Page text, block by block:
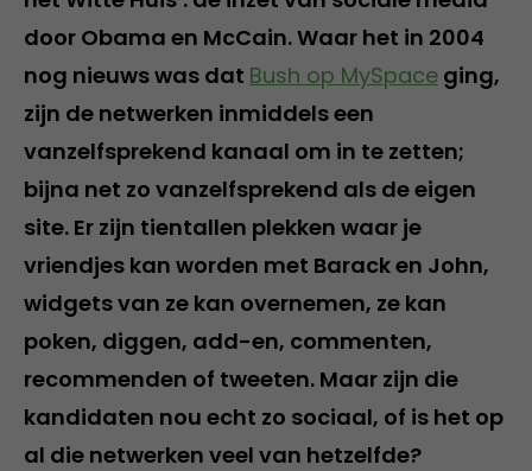
door Obama en McCain. Waar het in 2004
nog nieuws was dat Bush op MySpace ging,
zijn de netwerken inmiddels een
vanzelfsprekend kanaal om in te zetten;
bijna net zo vanzelfsprekend als de eigen
site. Er zijn tientallen plekken waar je
vriendjes kan worden met Barack en John,
widgets van ze kan overnemen, ze kan
poken, diggen, add-en, commenten,
recommenden of tweeten. Maar zijn die
kandidaten nou echt zo sociaal, of is het op
al die netwerken veel van hetzelfde?